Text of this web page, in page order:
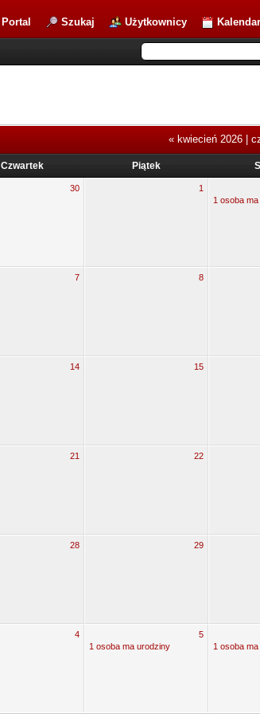
Portal Szukaj Użytkownicy
« kwiecień 2026 |
Czwartek Piątek
30 1
1 osoba
7 8
14 15
21 22
28 29
4
5
1 osoba ma urodziny
1 osoba